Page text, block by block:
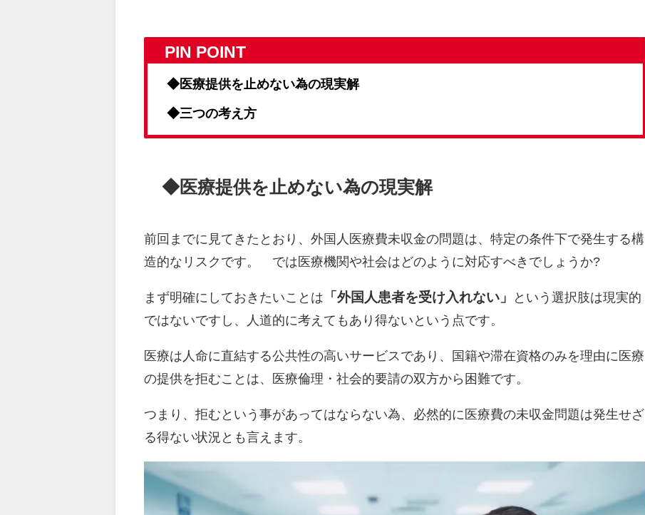
PIN POINT
◆医療提供を止めない為の現実解
◆三つの考え方
◆医療提供を止めない為の現実解
前回までに見てきたとおり、外国人医療費未収金の問題は、特定の条件下で発生する構
造的なリスクです。 では医療機関や社会はどのように対応すべきでしょうか?
まず明確にしておきたいことは 「外国人患者を受け入れない」
という選択肢は現実的
ではないですし、人道的に考えてもあり得ないという点です。
医療は人命に直結する公共性の高いサービスであり、国籍や滞在資格のみを理由に医療
の提供を拒むことは、医療倫理・社会的要請の双方から困難です。
つまり、拒むという事があってはならない為、必然的に医療費の未収金問題は発生せざ
る得ない状況とも言えます。